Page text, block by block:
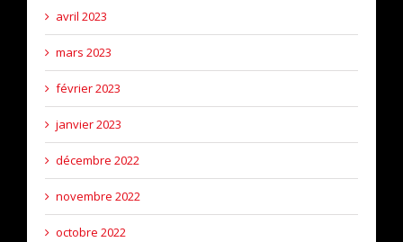
avril 2023
mars 2023
février 2023
janvier 2023
décembre 2022
novembre 2022
octobre 2022